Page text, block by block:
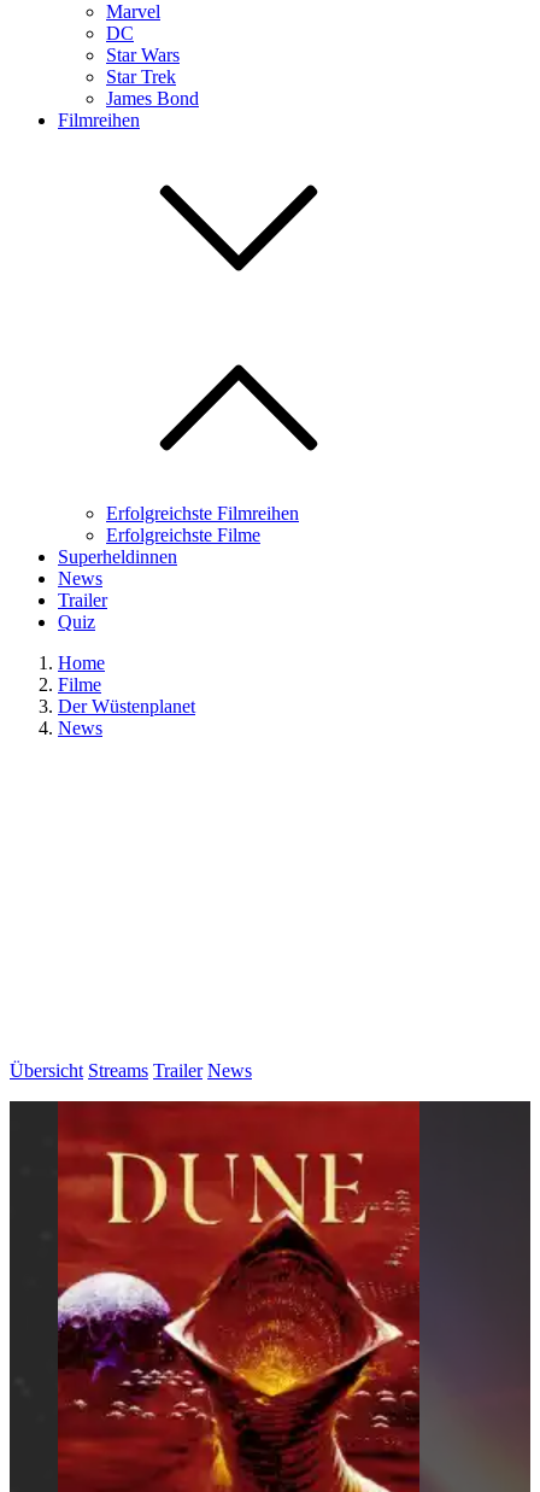
Marvel
DC
Star Wars
Star Trek
James Bond
Filmreihen
Erfolgreichste Filmreihen
Erfolgreichste Filme
Superheldinnen
News
Trailer
Quiz
Home
Filme
Der Wüstenplanet
News
Übersicht Streams Trailer News